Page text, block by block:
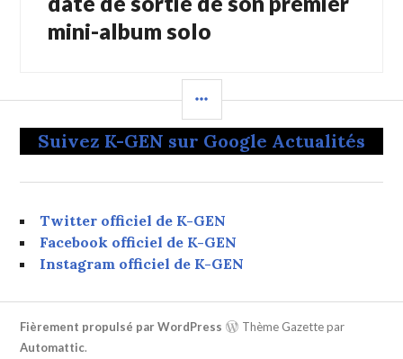
mini-album solo
LATÉRALE
Suivez K-GEN sur Google Actualités
Twitter officiel de K-GEN
Facebook officiel de K-GEN
Instagram officiel de K-GEN
Fièrement propulsé par WordPress
Thème Gazette par
Automattic.